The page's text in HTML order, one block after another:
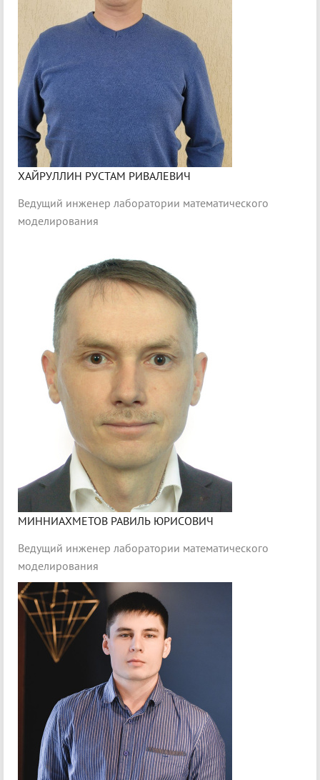
ХАЙРУЛЛИН РУСТАМ РИВАЛЕВИЧ
Ведущий инженер лаборатории математического
моделирования
МИННИАХМЕТОВ РАВИЛЬ ЮРИСОВИЧ
Ведущий инженер лаборатории математического
моделирования